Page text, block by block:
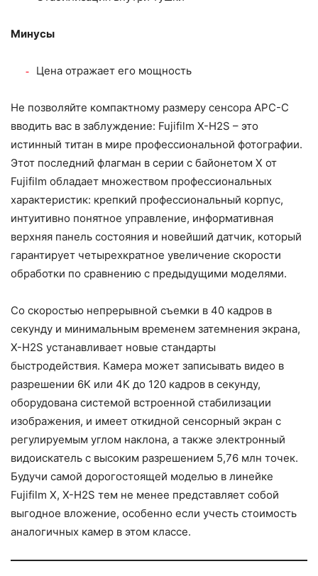
Минусы
Цена отражает его мощность
Не позволяйте компактному размеру сенсора APC-C
вводить вас в заблуждение: Fujifilm X-H2S – это
истинный титан в мире профессиональной фотографии.
Этот последний флагман в серии с байонетом X от
Fujifilm обладает множеством профессиональных
характеристик: крепкий профессиональный корпус,
интуитивно понятное управление, информативная
верхняя панель состояния и новейший датчик, который
гарантирует четырехкратное увеличение скорости
обработки по сравнению с предыдущими моделями.
Со скоростью непрерывной съемки в 40 кадров в
секунду и минимальным временем затемнения экрана,
X-H2S устанавливает новые стандарты
быстродействия. Камера может записывать видео в
разрешении 6K или 4K до 120 кадров в секунду,
оборудована системой встроенной стабилизации
изображения, и имеет откидной сенсорный экран с
регулируемым углом наклона, а также электронный
видоискатель с высоким разрешением 5,76 млн точек.
Будучи самой дорогостоящей моделью в линейке
Fujifilm X, X-H2S тем не менее представляет собой
выгодное вложение, особенно если учесть стоимость
аналогичных камер в этом классе.